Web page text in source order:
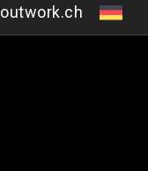
outwork.ch